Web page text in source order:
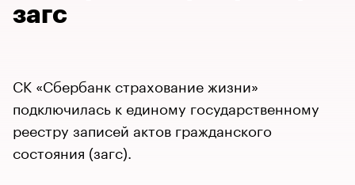
загс
СК «Сбербанк страхование жизни»
подключилась к единому государственному
реестру записей актов гражданского
состояния (загс).